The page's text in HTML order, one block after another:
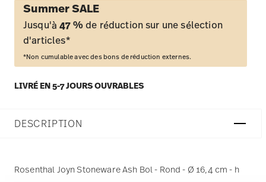
Summer SALE
Jusqu'à47 %de réduction sur une sélection
d'articles*
*Non cumulable avec des bons de réduction externes.
LIVRÉ EN 5-7 JOURS OUVRABLES
DESCRIPTION
Rosenthal Joyn Stoneware Ash Bol - Rond - Ø 16,4 cm - h